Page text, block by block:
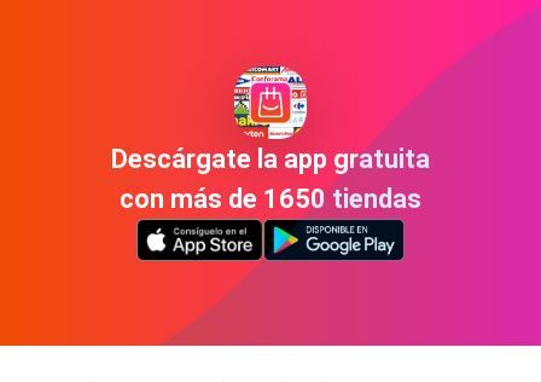
Descárgate la app gratuita
con más de 1650 tiendas